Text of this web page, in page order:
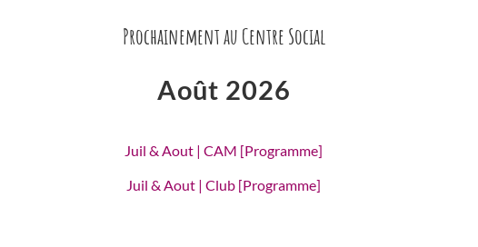
Prochainement au Centre Social
Août 2026
Juil & Aout | CAM [Programme]
Juil & Aout | Club [Programme]